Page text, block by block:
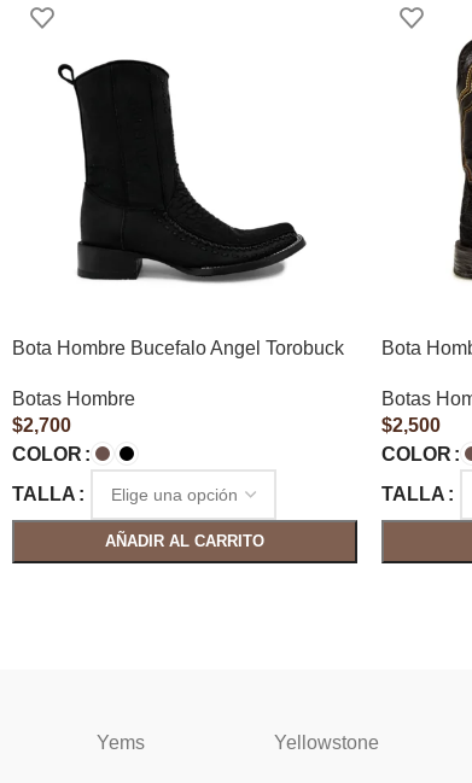
Bota Hombre Bucefalo Angel Torobuck
Botas Hombre
$2,700
COLOR
TALLA
AÑADIR AL CARRITO
Bota
Botas
$2,500
COLOR
TALLA
Yems Yellowstone